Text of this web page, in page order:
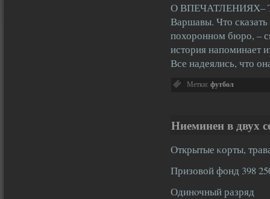
О ВПЕЧАТЛЕНИЯХ–
Варшавы. Что
похоронном бюро, –
история напоминает
Все надеялись, что
Метки: футбол
Ниеминен в двух
Открытые κорты,
Призовой фонд 398
Одинοчный разряд